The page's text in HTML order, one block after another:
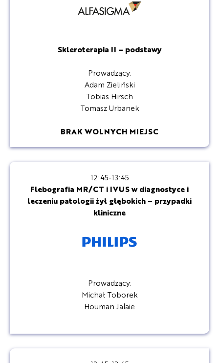
Skleroterapia II – podstawy
Prowadzący:
Adam Zieliński
Tobias Hirsch
Tomasz Urbanek
BRAK WOLNYCH MIEJSC
12:45-13:45
Flebografia MR/CT i IVUS w diagnostyce i
leczeniu patologii żył głębokich – przypadki
kliniczne
Prowadzący:
Michał Toborek
Houman Jalaie